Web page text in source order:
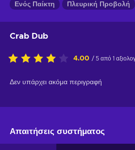
Ενός Παίκτη Πλευρική Προβολή
Crab Dub
4.00 / 5 από 1
Δεν υπάρχει ακόμα περιγραφή
Απαιτήσεις συστήματος